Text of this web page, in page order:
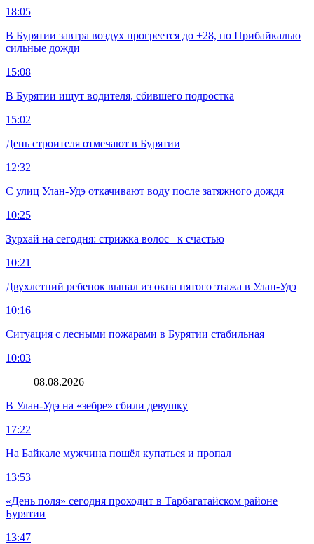
18:05
В Бурятии завтра воздух прогреется до +28, по Прибайкалью
сильные дожди
15:08
В Бурятии ищут водителя, сбившего подростка
15:02
День строителя отмечают в Бурятии
12:32
С улиц Улан-Удэ откачивают воду после затяжного дождя
10:25
Зурхай на сегодня: стрижка волос –к счастью
10:21
Двухлетний ребенок выпал из окна пятого этажа в Улан-Удэ
10:16
Ситуация с лесными пожарами в Бурятии стабильная
10:03
08.08.2026
В Улан-Удэ на «зебре» сбили девушку
17:22
На Байкале мужчина пошёл купаться и пропал
13:53
«День поля» сегодня проходит в Тарбагатайском районе
Бурятии
13:47